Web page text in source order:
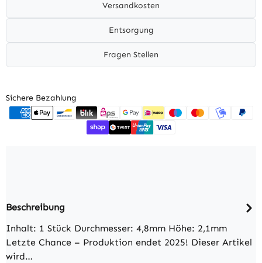
Versandkosten
Entsorgung
Fragen Stellen
Sichere Bezahlung
Beschreibung
Inhalt: 1 Stück Durchmesser: 4,8mm Höhe: 2,1mm
Letzte Chance – Produktion endet 2025! Dieser Artikel
wird…